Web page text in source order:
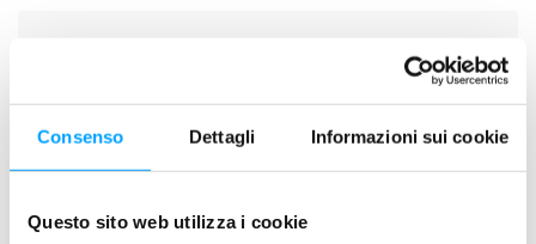
Consenso Dettagli Informazioni sui cookie
Questo sito web utilizza i cookie